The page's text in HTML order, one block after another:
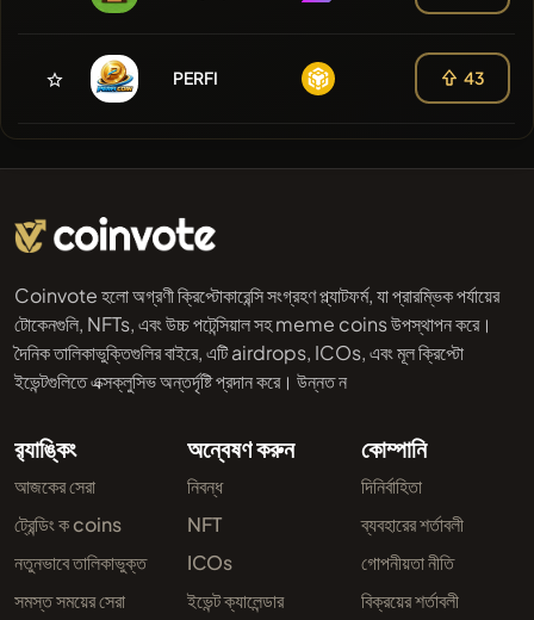
PERFI 43
Coinvote হলো অগ্রণী ক্রিপ্টোকারেন্সি সংগ্রহণ প্ল্যাটফর্ম, যা প্রারম্ভিক পর্যায়ের
টোকেনগুলি, NFTs, এবং উচ্চ পটেন্সিয়াল সহ meme coins উপস্থাপন করে।
দৈনিক তালিকাভুক্তিগুলির বাইরে, এটি airdrops, ICOs, এবং মূল ক্রিপ্টো
ইভেন্টগুলিতে এক্সক্লুসিভ অন্তর্দৃষ্টি প্রদান করে। উন্নত ন
র‌্যাঙ্কিং
আজকের সেরা
ট্রেন্ডিং ক coins
নতুনভাবে তালিকাভুক্ত
সমস্ত সময়ের সেরা
অন্বেষণ করুন
নিবন্ধ
NFT
ICOs
ইভেন্ট ক্যালেন্ডার
কোম্পানি
দিনির্বাহিতা
ব্যবহারের শর্তাবলী
গোপনীয়তা নীতি
বিক্রয়ের শর্তাবলী